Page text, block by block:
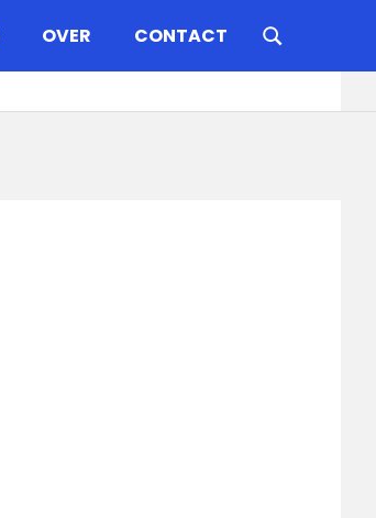
OVER CONTACT